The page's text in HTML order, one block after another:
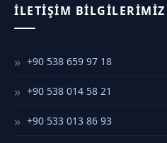
İLETIŞIM BILGILERIMIZ
+90 538 659 97 18
+90 538 014 58 21
+90 533 013 86 93